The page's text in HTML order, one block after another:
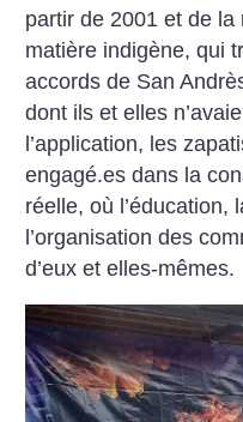
partir de 2001 et de
matière indigène, qui
accords de San
dont ils et elles
l’application, les
engagé.es dans la
réelle, où l’éducation,
l’organisation des
d’eux et elles-mêmes.